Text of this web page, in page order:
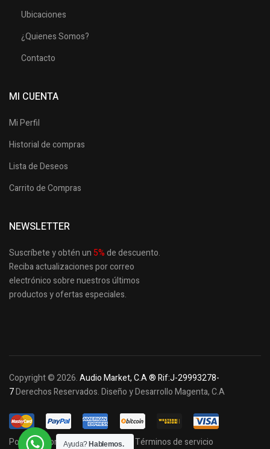
Ubicaciones
¿Quienes Somos?
Contacto
MI CUENTA
Mi Perfil
Historial de compras
Lista de Deseos
Carrito de Compras
NEWSLETTER
Suscríbete y obtén un 5%de descuento.
Reciba actualizaciones por correo
electrónico sobre nuestros últimos
productosy ofertas especiales.
Copyright © 2026.Audio Market, C.A ® Rif:J-29993278-
7Derechos Reservados. Diseño y Desarrollo Magenta, C.A
Política de privacidad y cookies Términos de servicio
Ayuda? Hablemos.